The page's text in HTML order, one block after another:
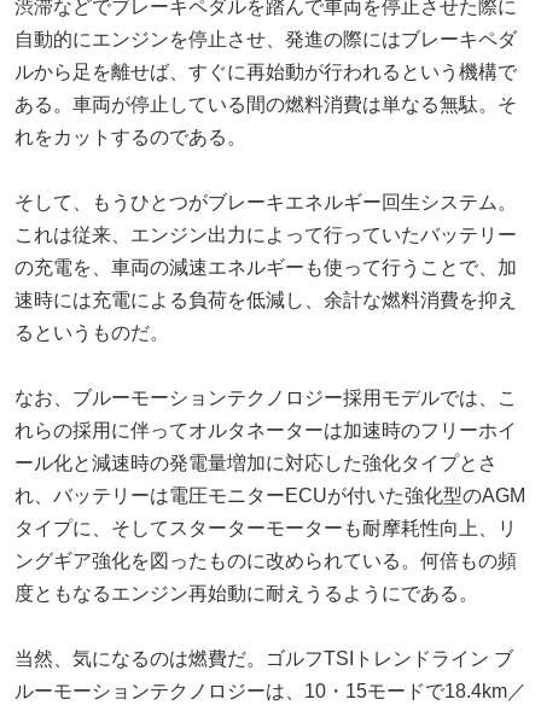
渋滞などでブレーキペダルを踏んで車両を停止させた際に
自動的にエンジンを停止させ、発進の際にはブレーキペダ
ルから足を離せば、すぐに再始動が行われるという機構で
ある。車両が停止している間の燃料消費は単なる無駄。そ
れをカットするのである。
そして、もうひとつがブレーキエネルギー回生システム。
これは従来、エンジン出力によって行っていたバッテリー
の充電を、車両の減速エネルギーも使って行うことで、加
速時には充電による負荷を低減し、余計な燃料消費を抑え
るというものだ。
なお、ブルーモーションテクノロジー採用モデルでは、こ
れらの採用に伴ってオルタネーターは加速時のフリーホイ
ール化と減速時の発電量増加に対応した強化タイプとさ
れ、バッテリーは電圧モニターECUが付いた強化型のAGM
タイプに、そしてスターターモーターも耐摩耗性向上、リ
ングギア強化を図ったものに改められている。何倍もの頻
度ともなるエンジン再始動に耐えうるようにである。
当然、気になるのは燃費だ。ゴルフTSIトレンドライン ブ
ルーモーションテクノロジーは、10・15モードで18.4km／